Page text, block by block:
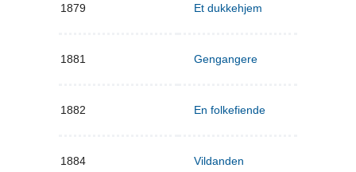
1879 Et dukkehjem
1881 Gengangere
1882 En folkefiende
1884 Vildanden